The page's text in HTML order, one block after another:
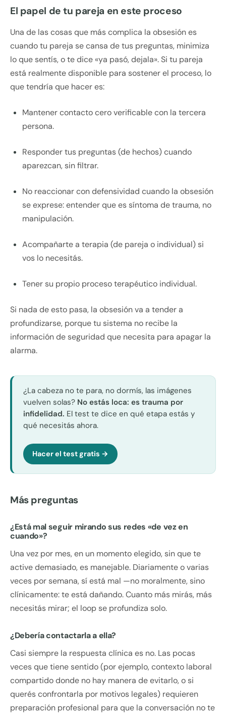
El papel de tu pareja en este proceso
Una de las cosas que más complica la obsesión es
cuando tu pareja se cansa de tus preguntas, minimiza
lo que sentís, o te dice «ya pasó, dejala». Si tu pareja
está realmente disponible para sostener el proceso, lo
que tendría que hacer es:
Mantener contacto cero verificable con la tercera
persona.
Responder tus preguntas (de hechos) cuando
aparezcan, sin filtrar.
No reaccionar con defensividad cuando la obsesión
se exprese: entender que es síntoma de trauma, no
manipulación.
Acompañarte a terapia (de pareja o individual) si
vos lo necesitás.
Tener su propio proceso terapéutico individual.
Si nada de esto pasa, la obsesión va a tender a
profundizarse, porque tu sistema no recibe la
información de seguridad que necesita para apagar la
alarma.
¿La cabeza no te para, no dormís, las imágenes
vuelven solas? No estás loca: es trauma por
infidelidad. El test te dice en qué etapa estás y
qué necesitás ahora.
Hacer el test gratis →
Más preguntas
¿Está mal seguir mirando sus redes «de vez en
cuando»?
Una vez por mes, en un momento elegido, sin que te
active demasiado, es manejable. Diariamente o varias
veces por semana, sí está mal —no moralmente, sino
clínicamente: te está dañando. Cuanto más mirás, más
necesitás mirar; el loop se profundiza solo.
¿Debería contactarla a ella?
Casi siempre la respuesta clínica es no. Las pocas
veces que tiene sentido (por ejemplo, contexto laboral
compartido donde no hay manera de evitarlo, o si
querés confrontarla por motivos legales) requieren
preparación profesional para que la conversación no te